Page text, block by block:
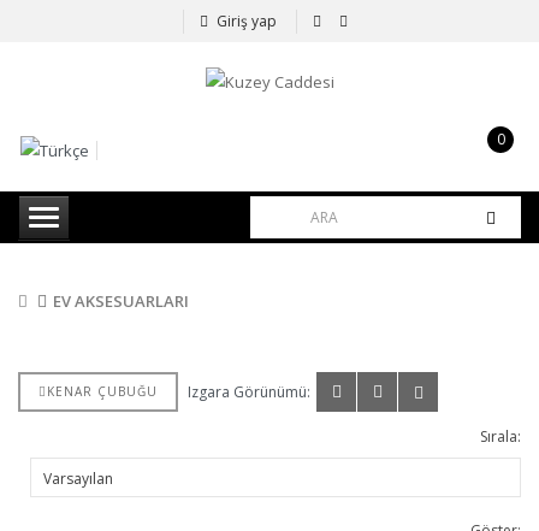
Giriş yap
0
-
0,00TL
EV AKSESUARLARI
KENAR ÇUBUĞU Izgara Görünümü:
Sırala: